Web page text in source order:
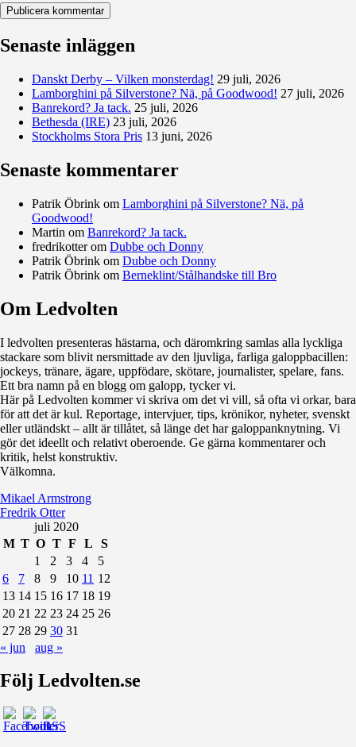
Senaste inläggen
Danskt Derby – Vilken monsterdag! 29 juli, 2026
Lamborghini på Silverstone? Nä, på Goodwood! 27 juli, 2026
Banrekord? Ja tack. 25 juli, 2026
Bethesda (IRE) 23 juli, 2026
Stockholms Stora Pris 13 juni, 2026
Senaste kommentarer
Patrik Öbrink om Lamborghini på Silverstone? Nä, på
Goodwood!
Martin om Banrekord? Ja tack.
fredrikotterom Dubbe och Donny
Patrik Öbrink om Dubbe och Donny
Patrik Öbrink om Berneklint/Stålhandske till Bro
Om Ledvolten
I ledvolten presenteras hästarna, och däromkring samlas alla lyckliga
stackare som blivit nersmittade av den ljuvliga, farliga galoppbacillen:
jockeys, tränare, ägare, uppfödare, skötare, journalister, spelare, fans.
Ett bra namn på en blogg om galopp, tycker vi.
Här på Ledvolten kommer vi skriva om det vi vill, så ofta vi orkar, bara
för att det är kul. Reportage, intervjuer, tips, krönikor, nyheter, svenskt
eller utländskt – allt är tillåtet, så länge det har galoppanknytning. Vi
gör det ideellt och relativt oberoende. Ge gärna kommentarer och
kritik, helst konstruktiv.
Välkomna.
Mikael Armstrong
Fredrik Otter
juli 2020
M T O T F L
S
1
2 3 4
5
6
7 8 9 10 11 12
13 14 15 16 17 18 19
20 21 22 23 24 25 26
27 28 29 30 31
« jun
aug »
Följ Ledvolten.se